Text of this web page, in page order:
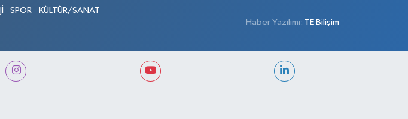
SPOR
KÜLTÜR/SANAT
Haber Yazılımı: TE Bilişim